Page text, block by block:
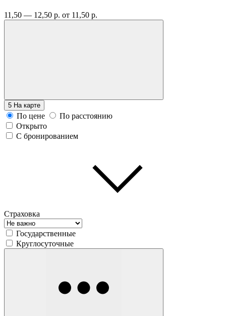
11,50 — 12,50 р. от 11,50 р.
5 На карте
По цене
По расстоянию
Открыто
С бронированием
Страховка
Государственные
Круглосуточные